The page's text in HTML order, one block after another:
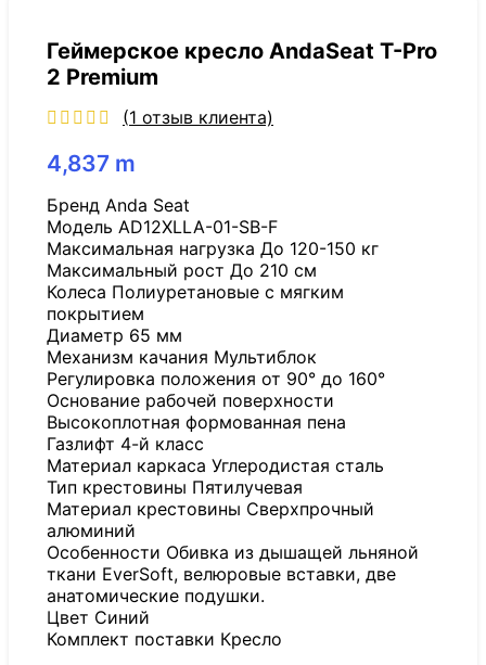
Геймерское кресло AndaSeat T-Pro
2 Premium
(1 отзыв клиента)
4,837 m
Бренд Anda Seat
Модель AD12XLLA-01-SB-F
Максимальная нагрузка До 120-150 кг
Максимальный рост До 210 см
Колеса Полиуретановые с мягким
покрытием
Диаметр 65 мм
Механизм качания Мультиблок
Регулировка положения от 90° до 160°
Основание рабочей поверхности
Высокоплотная формованная пена
Газлифт 4-й класс
Материал каркаса Углеродистая сталь
Тип крестовины Пятилучевая
Материал крестовины Сверхпрочный
алюминий
Особенности Обивка из дышащей льняной
ткани EverSoft, велюровые вставки, две
анатомические подушки.
Цвет Синий
Комплект поставки Кресло